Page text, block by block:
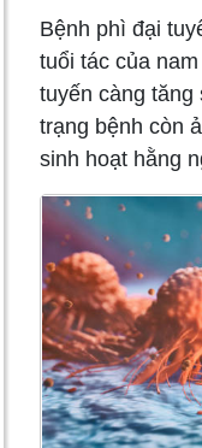
Bệnh phì đại
tuổi tác của
tuyến càng tăng
trạng bệnh còn
sinh hoạt hằng